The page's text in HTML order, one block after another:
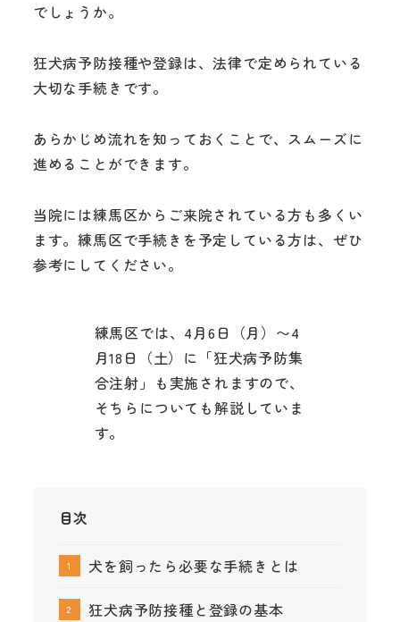
でしょうか。
狂犬病予防接種や登録は、法律で定められている
大切な手続きです。
あらかじめ流れを知っておくことで、スムーズに
進めることができます。
当院には練馬区からご来院されている方も多くい
ます。練馬区で手続きを予定している方は、ぜひ
参考にしてください。
練馬区では、4月6日（月）〜4
月18日（土）に「狂犬病予防集
合注射」も実施されますので、
そちらについても解説していま
す。
目次
犬を飼ったら必要な手続きとは
狂犬病予防接種と登録の基本